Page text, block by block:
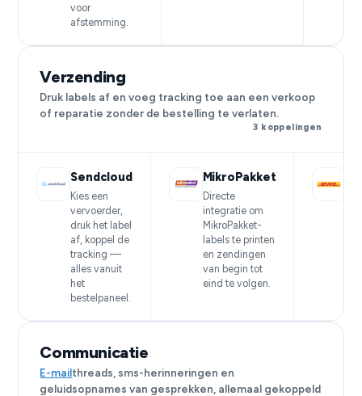
voor
afstemming.
Verzending
Druk labels af en voeg tracking toe aan een verkoop
of reparatie zonder de bestelling te verlaten.
3 koppelingen
Sendcloud
Kies een
vervoerder,
druk het label
af, koppel de
tracking —
alles vanuit
het
bestelpaneel.
MikroPakket
Directe
integratie om
MikroPakket-
labels te printen
en zendingen
van begin tot
eind te volgen.
Communicatie
E-mailthreads, sms-herinneringen en
geluidsopnames van gesprekken, allemaal gekoppeld